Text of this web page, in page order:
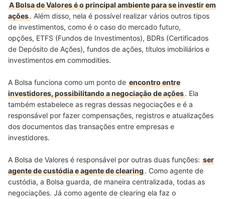
A Bolsa de Valores é o principal ambiente para se investir em
ações. Além disso, nela é possível realizar vários outros tipos
de investimentos, como é o caso do mercado futuro,
opções, ETFS (Fundos de Investimentos), BDRs (Certificados
de Depósito de Ações), fundos de ações, títulos imobiliários e
investimentos em commodities.
A Bolsa funciona como um ponto de encontro entre
investidores, possibilitando a negociação de ações. Ela
também estabelece as regras dessas negociações e é a
responsável por fazer compensações, registros e atualizações
dos documentos das transações entre empresas e
investidores.
A Bolsa de Valores é responsável por outras duas funções: ser
agente de custódia e agente de clearing. Como agente de
custódia, a Bolsa guarda, de maneira centralizada, todas as
negociações. Já como agente de clearing ela faz o